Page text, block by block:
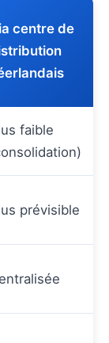
centre de
faible
prévisible